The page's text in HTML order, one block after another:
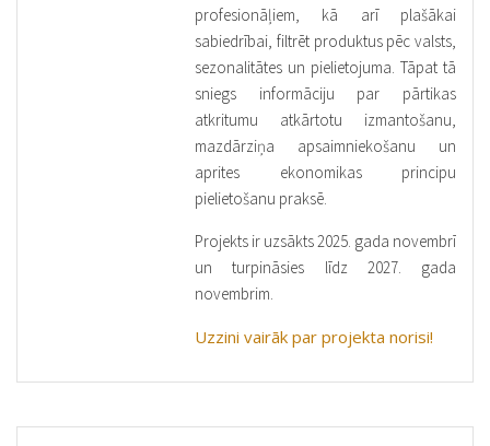
profesionāļiem, kā arī plašākai
sabiedrībai, filtrēt produktus pēc valsts,
sezonalitātes un pielietojuma. Tāpat tā
sniegs informāciju par pārtikas
atkritumu atkārtotu izmantošanu,
mazdārziņa apsaimniekošanu un
aprites ekonomikas principu
pielietošanu praksē.
Projekts ir uzsākts 2025. gada novembrī
un turpināsies līdz 2027. gada
novembrim.
Uzzini vairāk par projekta norisi!